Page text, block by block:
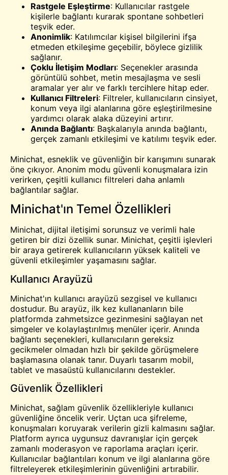
Rastgele Eşleştirme: Kullanıcılar rastgele
kişilerle bağlantı kurarak spontane sohbetleri
teşvik eder.
Anonimlik: Katılımcılar kişisel bilgilerini ifşa
etmeden etkileşime geçebilir, böylece gizlilik
sağlanır.
Çoklu İletişim Modları: Seçenekler arasında
görüntülü sohbet, metin mesajlaşma ve sesli
aramalar yer alır ve farklı tercihlere hitap eder.
Kullanıcı Filtreleri: Filtreler, kullanıcıların cinsiyet,
konum veya ilgi alanlarına göre eşleştirilmesine
yardımcı olarak alaka düzeyini artırır.
Anında Bağlantı: Başkalarıyla anında bağlantı,
gerçek zamanlı etkileşimi ve katılımı teşvik eder.
Minichat, esneklik ve güvenliğin bir karışımını sunarak
öne çıkıyor. Anonim modu güvenli konuşmalara izin
verirken, çeşitli kullanıcı filtreleri daha anlamlı
bağlantılar sağlar.
Minichat'ın Temel Özellikleri
Minichat, dijital iletişimi sorunsuz ve verimli hale
getiren bir dizi özellik sunar. Minichat, çeşitli işlevleri
bir araya getirerek kullanıcıların yüksek kaliteli ve
güvenli etkileşimler yaşamasını sağlar.
Kullanıcı Arayüzü
Minichat'ın kullanıcı arayüzü sezgisel ve kullanıcı
dostudur. Bu arayüz, ilk kez kullananların bile
platformda zahmetsizce gezinmesini sağlayan net
simgeler ve kolaylaştırılmış menüler içerir. Anında
bağlantı seçenekleri, kullanıcıların gereksiz
gecikmeler olmadan hızlı bir şekilde görüşmelere
başlamasına olanak tanır. Duyarlı tasarım mobil,
tablet ve masaüstü kullanıcılarını destekler.
Güvenlik Özellikleri
Minichat, sağlam güvenlik özellikleriyle kullanıcı
güvenliğine öncelik verir. Uçtan uca şifreleme,
konuşmaları koruyarak verilerin gizli kalmasını sağlar.
Platform ayrıca uygunsuz davranışlar için gerçek
zamanlı moderasyon ve raporlama araçları içerir.
Kullanıcılar bağlantıları konum ve ilgi alanlarına göre
filtreleyerek etkileşimlerinin güvenliğini artırabilir.